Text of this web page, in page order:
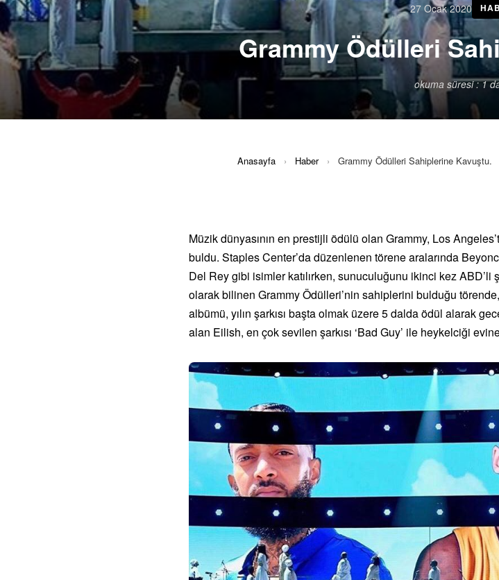
27 Ocak 2020
Grammy Ödülleri
okuma süresi : 1
Anasayfa › Haber › Grammy Ödülleri Sahiplerine Kavuştu.
Müzik dünyasının en prestijli ödülü olan Grammy, Los
buldu. Staples Center’da düzenlenen törene aralarında
Del Rey gibi isimler katılırken, sunuculuğunu ikinci kez ABD’li
olarak bilinen Grammy Ödülleri’nin sahiplerini bulduğu törende,
albümü, yılın şarkısı başta olmak üzere 5 dalda ödül alarak
alan Eilish, en çok sevilen şarkısı ‘Bad Guy’ ile heykelciği